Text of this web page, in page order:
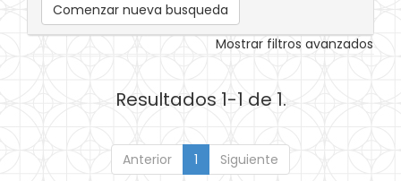
Comenzar nueva busqueda
Mostrar filtros avanzados
Resultados 1-1 de 1.
Anterior 1 Siguiente